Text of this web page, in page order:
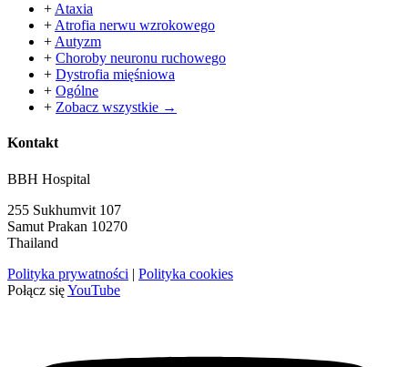
+ Ataxia
+ Atrofia nerwu wzrokowego
+ Autyzm
+ Choroby neuronu ruchowego
+ Dystrofia mięśniowa
+ Ogólne
+ Zobacz wszystkie →
Kontakt
BBH Hospital
255 Sukhumvit 107
Samut Prakan 10270
Thailand
Polityka prywatności | Polityka cookies
Połącz sięYouTube